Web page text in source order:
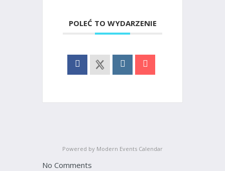
POLEĆ TO WYDARZENIE
Powered by Modern Events Calendar
No Comments